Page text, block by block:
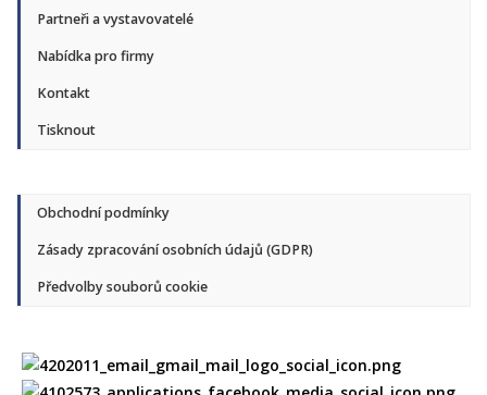
Partneři a vystavovatelé
Nabídka pro firmy
Kontakt
Tisknout
Obchodní podmínky
Zásady zpracování osobních údajů (GDPR)
Předvolby souborů cookie